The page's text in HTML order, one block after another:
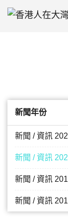
新聞年份
新聞 / 資訊
新聞 / 資訊
新聞 / 資訊
新聞 / 資訊